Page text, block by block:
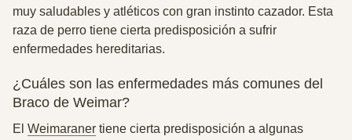
muy saludables y atléticos con gran instinto cazador. Esta
raza de perro tiene cierta predisposición a sufrir
enfermedades hereditarias.
¿Cuáles son las enfermedades más comunes del
Braco de Weimar?
El Weimaraner tiene cierta predisposición a algunas